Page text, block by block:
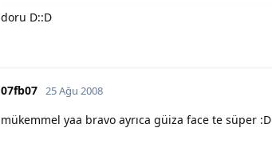
doru D::D
07fb07 25 Ağu 2008
mükemmel yaa bravo ayrıca güiza face te süper :D